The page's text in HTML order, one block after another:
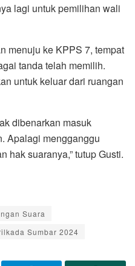
lagi untuk pemilihan wali
menuju ke KPPS 7, tempat
tanda telah memilih.
untuk keluar dari ruangan
dibenarkan masuk
Apalagi mengganggu
hak suaranya,” tutup Gusti.
Suara
Sumbar 2024